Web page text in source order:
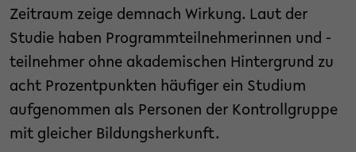
Zeitraum zeige demnach Wirkung. Laut der
Studie haben Programmteilnehmerinnen und -
teilnehmer ohne akademischen Hintergrund zu
acht Prozentpunkten häufiger ein Studium
aufgenommen als Personen der Kontrollgruppe
mit gleicher Bildungsherkunft.